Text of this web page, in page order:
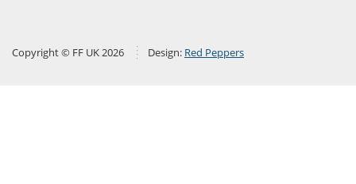
Copyright © FF UK 2026 Design: Red Peppers